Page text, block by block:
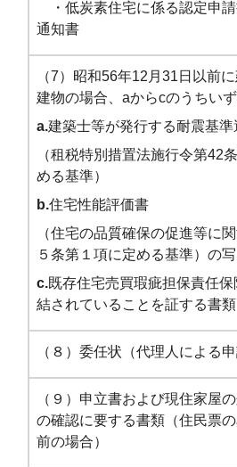
・低炭素住宅に係る認定申
通知書
（7）昭和56年12月31日以前
建物の場合、aからcのうちい
a.建築士等が発行する耐震基
（租税特別措置法施行令第42
める基準）
b.住宅性能評価書
（住宅の品質確保の促進等に
５条第１項に定める基準）の
c.既存住宅売買瑕疵担保責任
結されていることを証する書類
（８）委任状（代理人による申
（９）申立書および現住家屋
の確認に要する書類（住民票
前の場合）